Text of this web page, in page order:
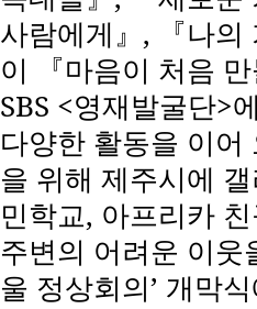
사람에게』 ,
『나
이 『마음이 처음
SBS <영재발굴단>
다양한 활동을 이어
을 위해 제주시에
민학교, 아프리카
주변의 어려운 이웃
울 정상회의’ 개막